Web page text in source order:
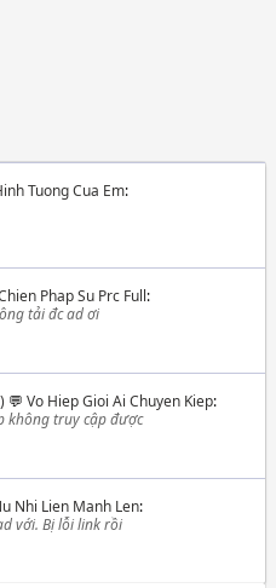
Tuong Cua Em:
Phap Su Prc Full:
tải đc ad ơi
💬 Vo Hiep Gioi Ai Chuyen Kiep:
không truy cập được
Nhi Lien Manh Len:
với. Bị lỗi link rồi